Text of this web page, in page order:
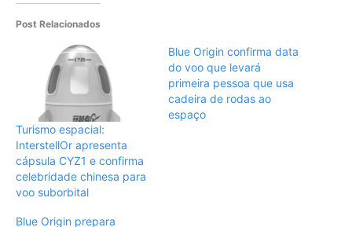
Post Relacionados
Turismo espacial:
InterstellOr apresenta
cápsula CYZ1 e confirma
celebridade chinesa para
voo suborbital
Blue Origin confirma data
do voo que levará
primeira pessoa que usa
cadeira de rodas ao
espaço
Blue Origin prepara